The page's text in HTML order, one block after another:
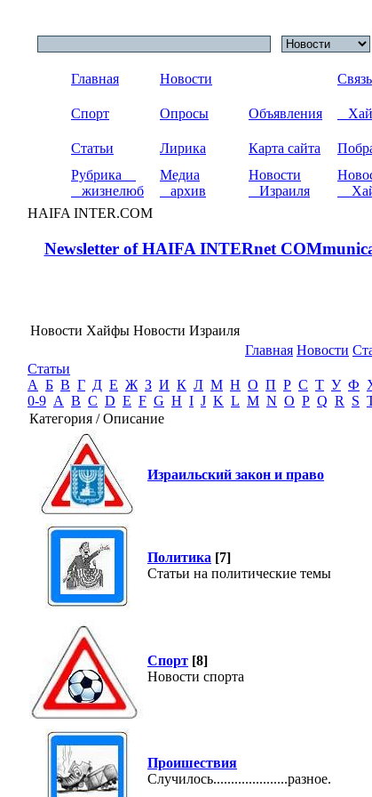
Главная Новости Связь
Спорт Опросы Объявления
Статьи Лирика Карта сайта
Рубрика
жизнелюб
Медиа
архив
Новости
Израиля
HAIFA INTER.COM
Newsletter of HAIFA INTERnet
Новости Хайфы Новости Израиля
Главная Новости
Статьи
А Б В Г Д Е Ж З И К Л М Н О П Р С Т У Ф
0-9 A B C D E F G H I J K L M N O P Q R S
Категория / Описание
Израильский закон и право
Политика [7]
Статьи на политические темы
Спорт [8]
Новости спорта
Проишествия
Случилось.....................разное.